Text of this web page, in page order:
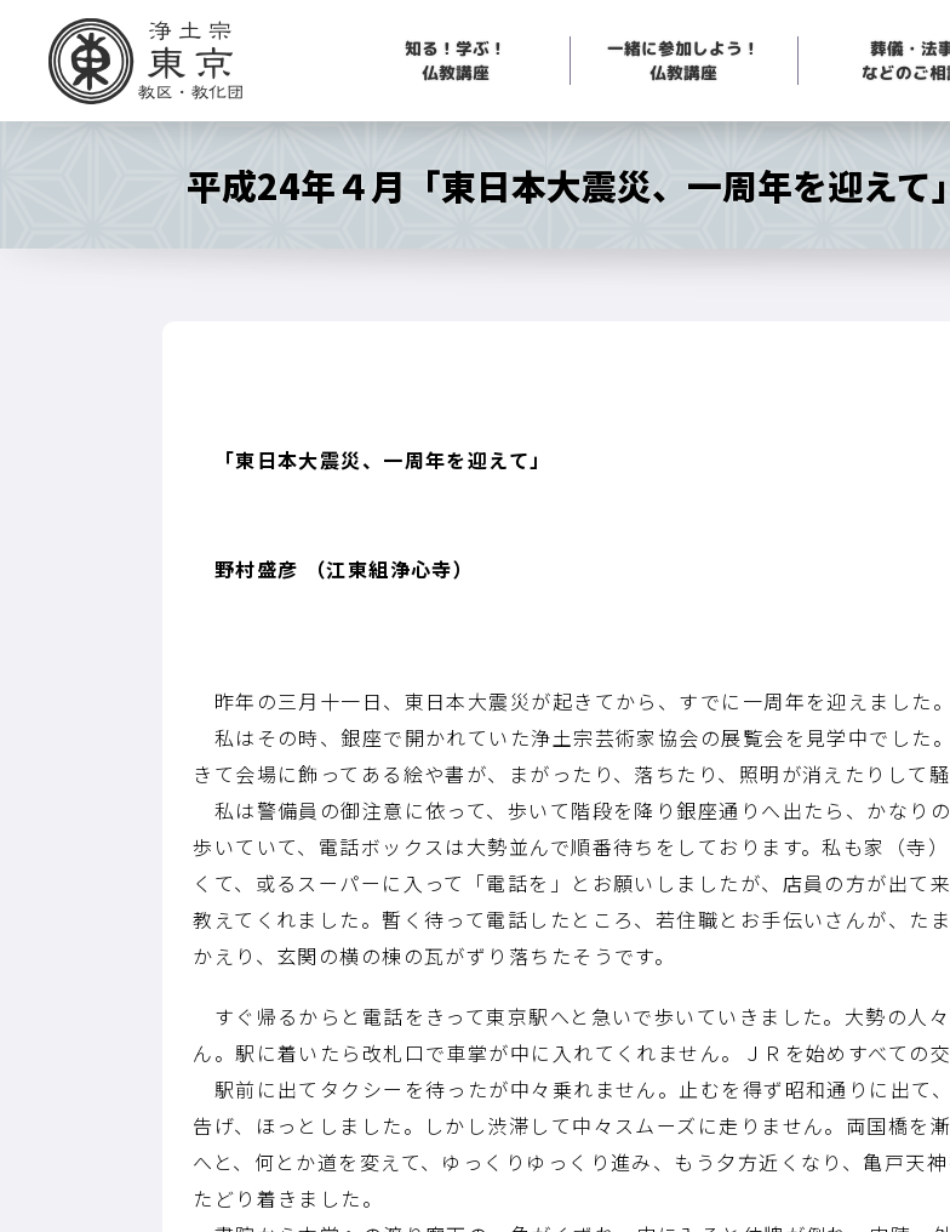
知る！学ぶ！
仏教講座
一緒に参加しよう！
仏教講座
葬儀・法
などのご相
平成24年４月「東日本大震災、一周年を迎えて
「東日本大震災、一周年を迎えて」
野村盛彦 （江東組浄心寺）
昨年の三月十一日、東日本大震災が起きてから、すでに一周年を迎えました。
私はその時、銀座で開かれていた浄土宗芸術家協会の展覧会を見学中でした
きて会場に飾ってある絵や書が、まがったり、落ちたり、照明が消えたりして
私は警備員の御注意に依って、歩いて階段を降り銀座通りへ出たら、かなり
歩いていて、電話ボックスは大勢並んで順番待ちをしております。私も家（寺
くて、或るスーパーに入って「電話を」とお願いしましたが、店員の方が出て
教えてくれました。暫く待って電話したところ、若住職とお手伝いさんが、た
かえり、玄関の横の棟の瓦がずり落ちたそうです。
すぐ帰るからと電話をきって東京駅へと急いで歩いていきました。大勢の人
ん。駅に着いたら改札口で車掌が中に入れてくれません。ＪＲを始めすべての
駅前に出てタクシーを待ったが中々乗れません。止むを得ず昭和通りに出て
告げ、ほっとしました。しかし渋滞して中々スムーズに走りません。両国橋を
へと、何とか道を変えて、ゆっくりゆっくり進み、もう夕方近くなり、亀戸天
たどり着きました。